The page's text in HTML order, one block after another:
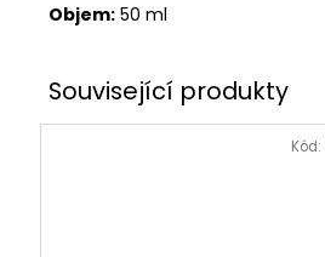
Objem: 50 ml
Kód: